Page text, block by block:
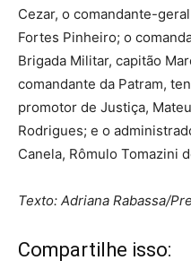
Cezar, o comandante-
Fortes Pinheiro; o
Brigada Militar, capitão
comandante da Patram,
promotor de Justiça,
Rodrigues; e o
Canela, Rômulo Tomazini
Texto: Adriana Rabassa/
Compartilhe isso: